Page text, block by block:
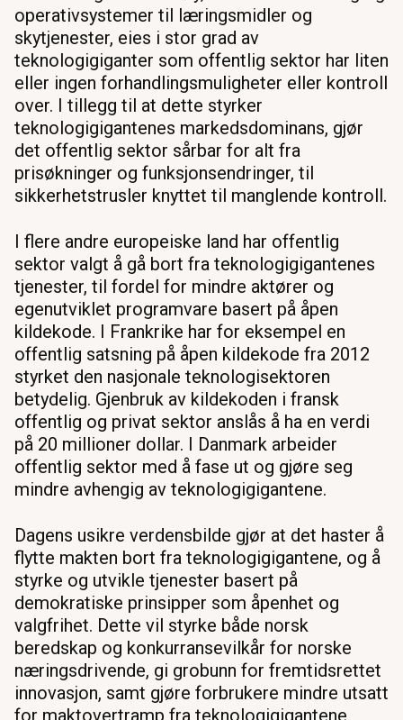
operativsystemer til læringsmidler og
skytjenester, eies i stor grad av
teknologigiganter som offentlig sektor har liten
eller ingen forhandlingsmuligheter eller kontroll
over. I tillegg til at dette styrker
teknologigigantenes markedsdominans, gjør
det offentlig sektor sårbar for alt fra
prisøkninger og funksjonsendringer, til
sikkerhetstrusler knyttet til manglende kontroll.
I flere andre europeiske land har offentlig
sektor valgt å gå bort fra teknologigigantenes
tjenester, til fordel for mindre aktører og
egenutviklet programvare basert på åpen
kildekode. I Frankrike har for eksempel en
offentlig satsning på åpen kildekode fra 2012
styrket den nasjonale teknologisektoren
betydelig. Gjenbruk av kildekoden i fransk
offentlig og privat sektor anslås å ha en verdi
på 20 millioner dollar. I Danmark arbeider
offentlig sektor med å fase ut og gjøre seg
mindre avhengig av teknologigigantene.
Dagens usikre verdensbilde gjør at det haster å
flytte makten bort fra teknologigigantene, og å
styrke og utvikle tjenester basert på
demokratiske prinsipper som åpenhet og
valgfrihet. Dette vil styrke både norsk
beredskap og konkurransevilkår for norske
næringsdrivende, gi grobunn for fremtidsrettet
innovasjon, samt gjøre forbrukere mindre utsatt
for maktovertramp fra teknologigigantene.